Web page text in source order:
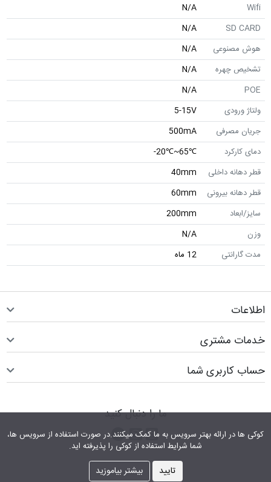
کوکی ها در ارائه بهتر سرویس‎ به ما کمک می‎کنند.در صورت استفاده از سرویس ها،
شما شرایط استفاده از کوکی را پذیرفته اید.
تایید بیشتر بیاموزید
Wifi
N/A
SD CARD
N/A
هوش مصنوعی
N/A
تشخیص چهره
N/A
POE
N/A
ولتاژ ورودی
5-15V
جریان مصرفی
500mA
دمای کارکرد
℃65~℃20-
قطر دهانه داخلی
40mm
قطر دهانه بیرونی
60mm
سایز/ابعاد
200mm
وزن
N/A
مدت گارانتی
12 ماه
اطلاعات
خدمات مشتری
حساب کاربری شما
ما را دنبال کنید
اینستاگرام
پیام رسان واتس اپ
کانال تلگرام